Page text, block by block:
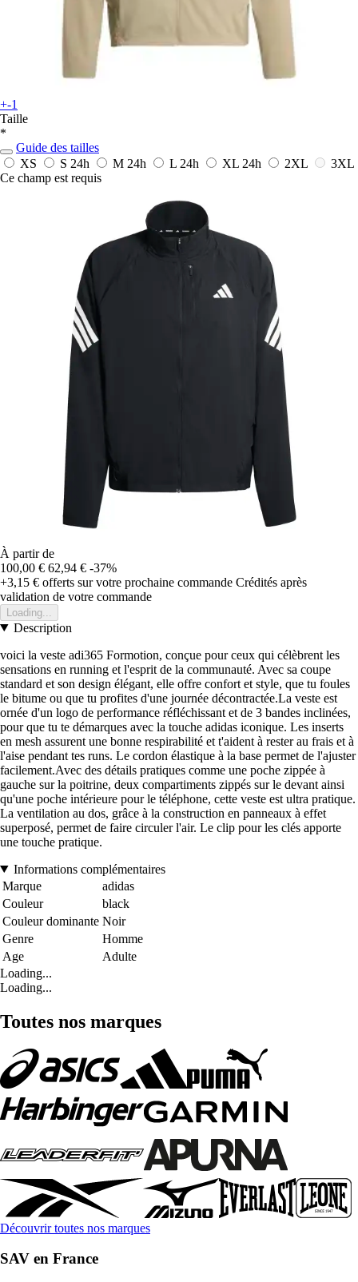
+-1
Taille
*
Guide des tailles
XS
S 24h M 24h L 24h XL 24h 2XL
3XL
Ce champ est requis
À partir de
100,00 € 62,94 € -37%
+3,15 € offerts sur votre prochaine commande Crédités après
validation de votre commande
Loading...
Description
voici la veste adi365 Formotion, conçue pour ceux qui célèbrent les
sensations en running et l'esprit de la communauté. Avec sa coupe
standard et son design élégant, elle offre confort et style, que tu foules
le bitume ou que tu profites d'une journée décontractée.La veste est
ornée d'un logo de performance réfléchissant et de 3 bandes inclinées,
pour que tu te démarques avec la touche adidas iconique. Les inserts
en mesh assurent une bonne respirabilité et t'aident à rester au frais et à
l'aise pendant tes runs. Le cordon élastique à la base permet de l'ajuster
facilement.Avec des détails pratiques comme une poche zippée à
gauche sur la poitrine, deux compartiments zippés sur le devant ainsi
qu'une poche intérieure pour le téléphone, cette veste est ultra pratique.
La ventilation au dos, grâce à la construction en panneaux à effet
superposé, permet de faire circuler l'air. Le clip pour les clés apporte
une touche pratique.
Informations complémentaires
Marque
adidas
Couleur
black
Couleur dominante Noir
Genre
Homme
Age
Adulte
Loading...
Loading...
Toutes nos marques
Découvrir toutes nos marques
SAV en France